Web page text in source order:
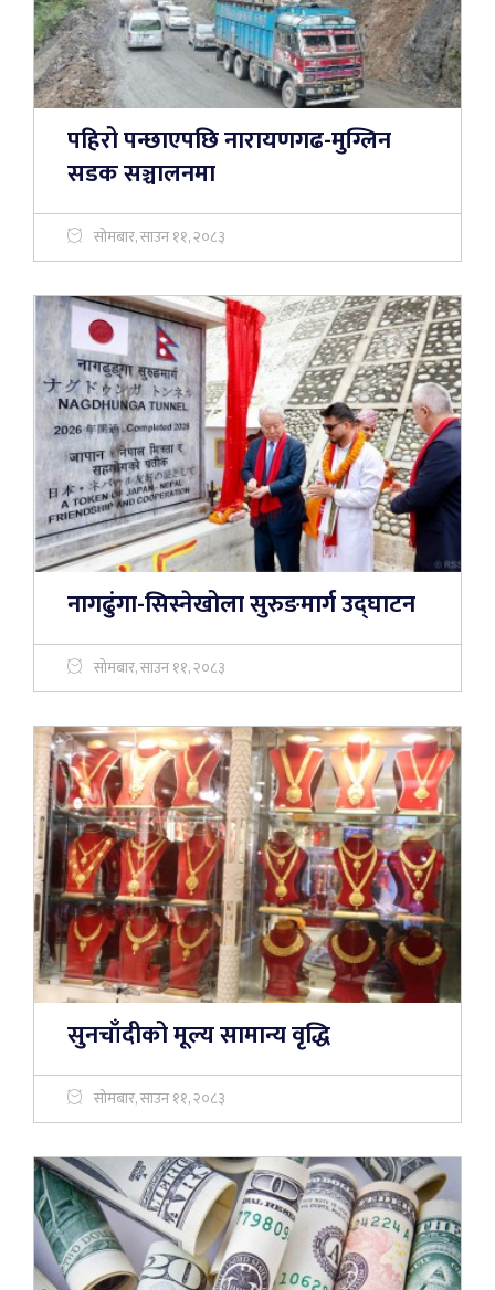
पहिरो पन्छाएपछि नारायणगढ-मुग्लिन
सडक सञ्चालनमा
सोमबार, साउन ११, २०८३
नागढुंगा-सिस्नेखोला सुरुङमार्ग उद्घाटन
सोमबार, साउन ११, २०८३
सुनचाँदीको मूल्य सामान्य वृद्धि
सोमबार, साउन ११, २०८३